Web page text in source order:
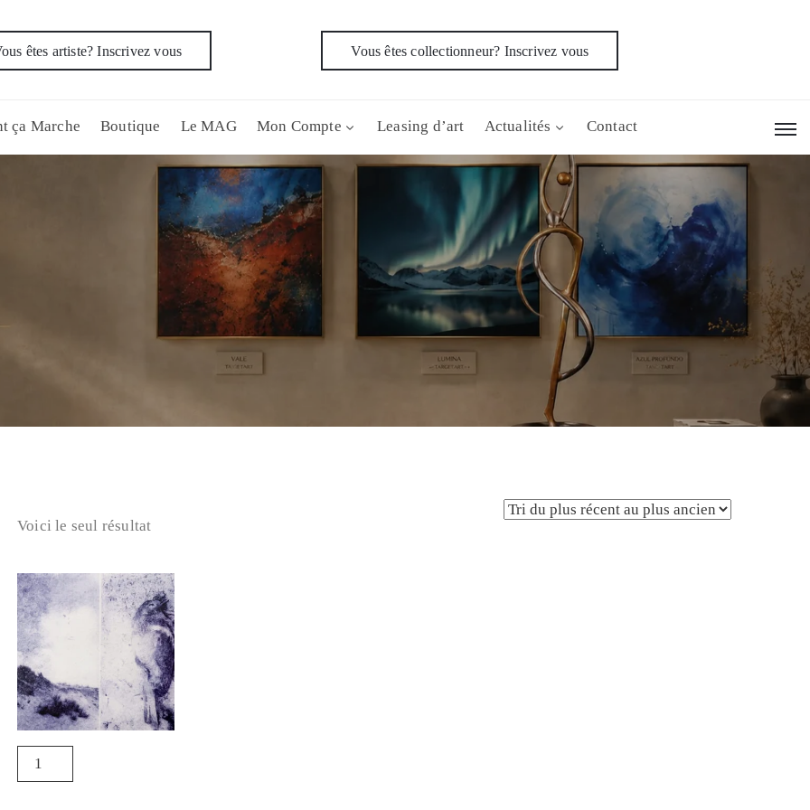
êtes artiste? Inscrivez vous Vous êtes collectionneur? Inscrivez vous
ça Marche Boutique Le MAG Mon Compte Leasing d’art Actualités Contact
Voici le seul résultat